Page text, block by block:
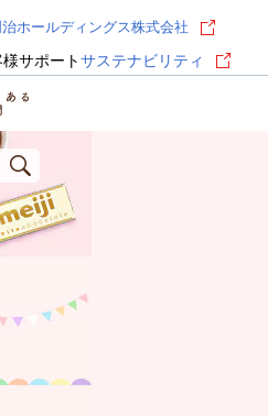
サポートサステナビリティ
ホールディングス株式会社